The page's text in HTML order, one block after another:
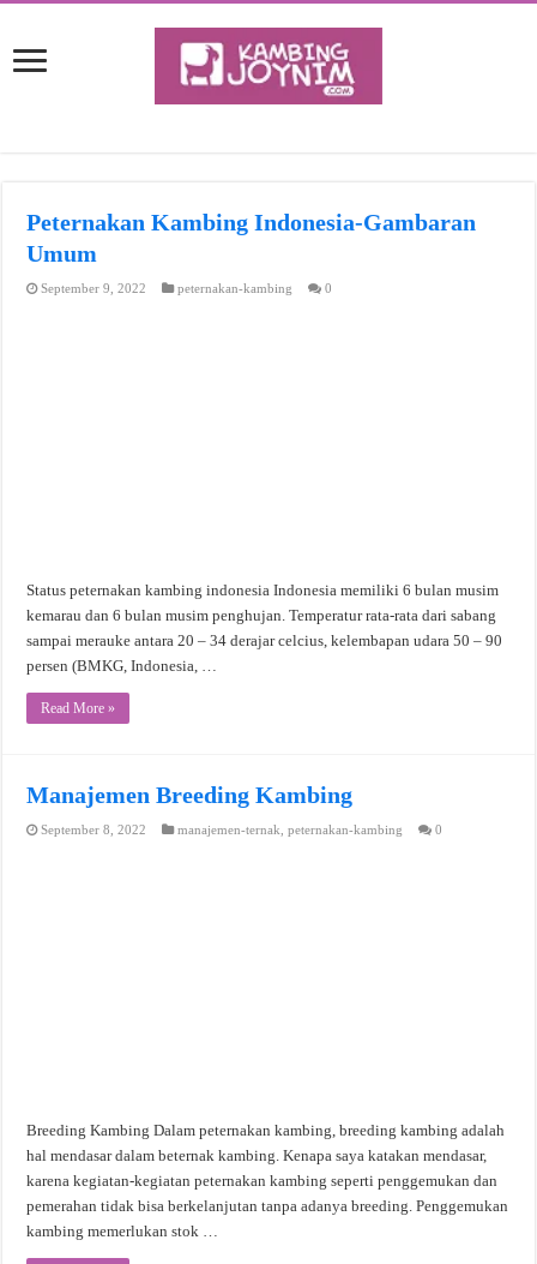
Peternakan Kambing Indonesia-Gambaran
Umum
September 9, 2022 peternakan-kambing 0
Status peternakan kambing indonesia Indonesia memiliki 6 bulan musim
kemarau dan 6 bulan musim penghujan. Temperatur rata-rata dari sabang
sampai merauke antara 20 – 34 derajar celcius, kelembapan udara 50 – 90
persen (BMKG, Indonesia, …
Read More »
Manajemen Breeding Kambing
September 8, 2022 manajemen-ternak ,peternakan-kambing 0
Breeding Kambing Dalam peternakan kambing, breeding kambing adalah
hal mendasar dalam beternak kambing. Kenapa saya katakan mendasar,
karena kegiatan-kegiatan peternakan kambing seperti penggemukan dan
pemerahan tidak bisa berkelanjutan tanpa adanya breeding. Penggemukan
kambing memerlukan stok …